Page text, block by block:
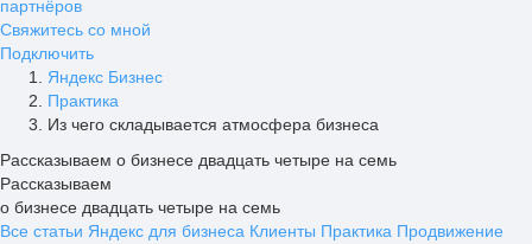
партнёров
Свяжитесь со мной
Подключить
Яндекс Бизнес
Практика
Из чего складывается атмосфера бизнеса
Рассказываем о бизнесе двадцать четыре на семь
Рассказываем
о бизнесе двадцать четыре на семь
Все статьи Яндекс для бизнеса Клиенты Практика Продвижение